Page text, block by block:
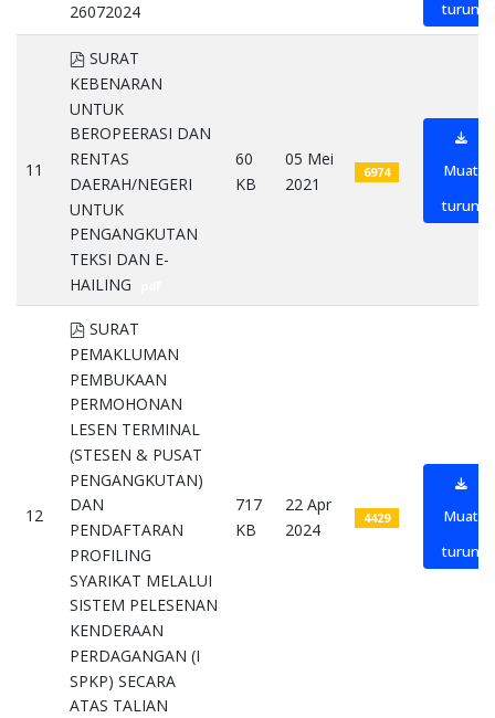
26072024 turun
11
pdf
SURAT
KEBENARAN
UNTUK
BEROPEERASI DAN
RENTAS
DAERAH/NEGERI
UNTUK
PENGANGKUTAN
TEKSI DAN E-
HAILING
60
KB
05 Mei
2021
6974
Muat
turun
12
pdf
SURAT
PEMAKLUMAN
PEMBUKAAN
PERMOHONAN
LESEN TERMINAL
(STESEN & PUSAT
PENGANGKUTAN)
DAN
PENDAFTARAN
PROFILING
SYARIKAT MELALUI
SISTEM PELESENAN
KENDERAAN
PERDAGANGAN (I
SPKP) SECARA
ATAS TALIAN
717
KB
22 Apr
2024
4429
Muat
turun